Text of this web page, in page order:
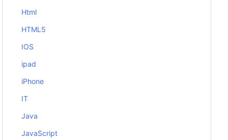
Html
HTML5
IOS
ipad
iPhone
IT
Java
JavaScript